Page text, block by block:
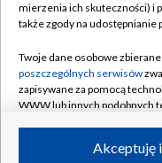
Naziemna Telewizja
Rada Programowa
System NOS
Informacje o nadawcy
Program dla prasy
mierzenia ich skuteczności) i
także zgody na udostępnianie
Twoje dane osobowe
poszczególnych serwisów
zapisywane za pomocą
WWW lub innych podobnych
ruchu w Internecie.Akceptuję